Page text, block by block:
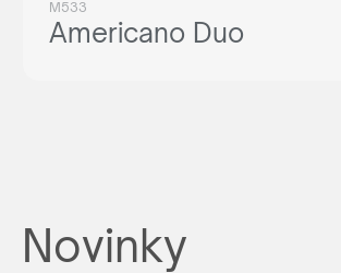
M533
Americano Duo
Novinky